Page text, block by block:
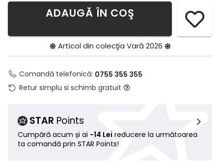
ADAUGĂ ÎN COŞ
Articol din colecţia Vară 2026
Comandă telefonică: 0755 355 355
Retur simplu si schimb gratuit
STAR Points
Cumpără acum și ai -14 Lei reducere la următoarea
ta comandă prin STAR Points!